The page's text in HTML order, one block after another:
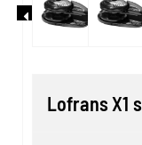
Lofrans X1